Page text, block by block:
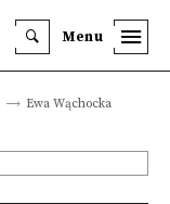
Menu
Ewa Wąchocka